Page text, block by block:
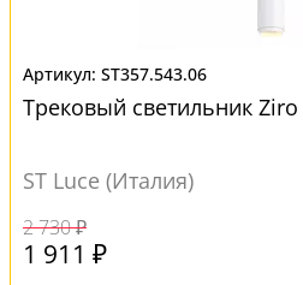
ST357.543.06
Трековый светильник Ziro
ST Luce (Италия)
2 730 ₽
1 911 ₽